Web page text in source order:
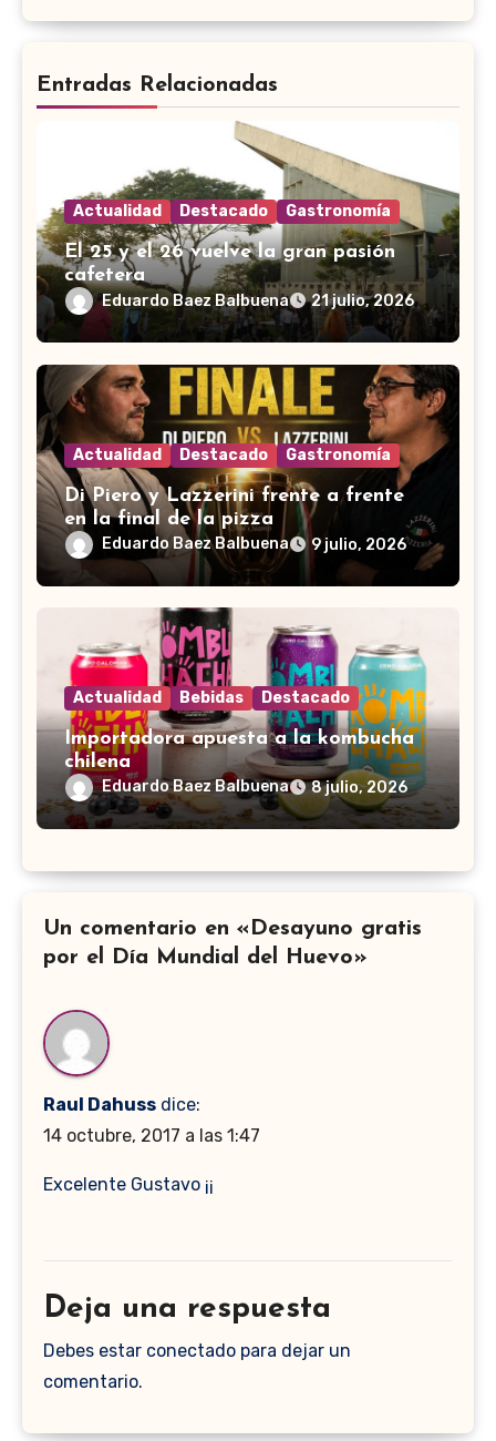
Entradas Relacionadas
Actualidad Destacado Gastronomía
El 25 y el 26 vuelve la gran pasión
cafetera
Eduardo Baez Balbuena 21 julio, 2026
Actualidad Destacado Gastronomía
Di Piero y Lazzerini frente a frente
en la final de la pizza
Eduardo Baez Balbuena 9 julio, 2026
Actualidad Bebidas Destacado
Importadora apuesta a la kombucha
chilena
Eduardo Baez Balbuena 8 julio, 2026
Un comentario en «Desayuno gratis
por el Día Mundial del Huevo»
Raul Dahuss dice:
14 octubre, 2017 a las 1:47
Excelente Gustavo ¡¡
Deja una respuesta
Debes estar conectado para dejar un
comentario.